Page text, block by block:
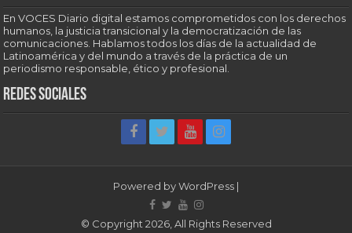
En VOCES Diario digital estamos comprometidos con los derechos
humanos, la justicia transicional y la democratización de las
comunicaciones. Hablamos todos los días de la actualidad de
Latinoamérica y del mundo a través de la práctica de un
periodismo responsable, ético y profesional.
Redes sociales
Powered byWordPress |
© Copyright 2026, All Rights Reserved